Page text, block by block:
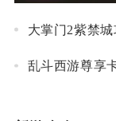
大掌门2紫禁
乱斗西游尊享